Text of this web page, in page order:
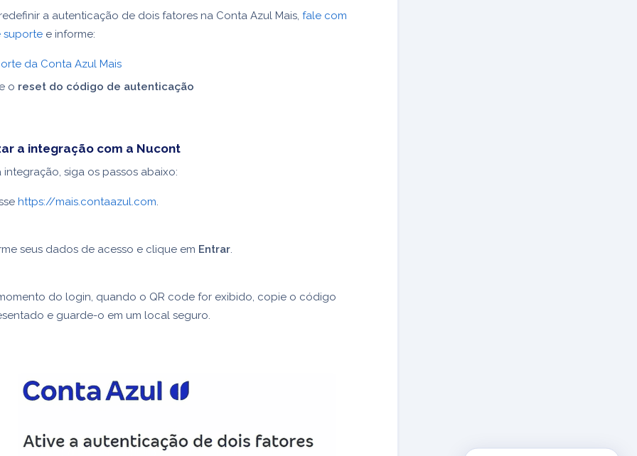
a autenticação de dois fatores na Conta Azul Mais, fale com
suporte e informe:
da Conta Azul Mais
o reset do código de autenticação
a integração com a Nucont
integração, siga os passos abaixo:
https://mais.contaazul.com
seus dados de acesso e clique em Entrar
do login, quando o QR code for exibido, copie o código
e guarde-o em um local seguro.